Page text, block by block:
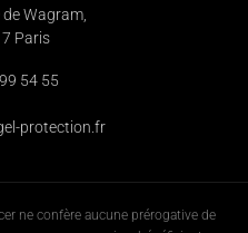
Wagram,
Paris
54 55
protection.fr
ne confère aucune prérogative de